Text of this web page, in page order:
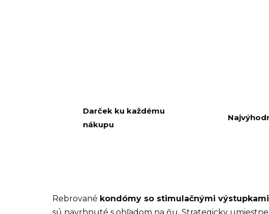
Darček ku každému
nákupu
Rebrované kondómy so stimulačnými
sú navrhnuté s ohľadom na ňu. Strategicky